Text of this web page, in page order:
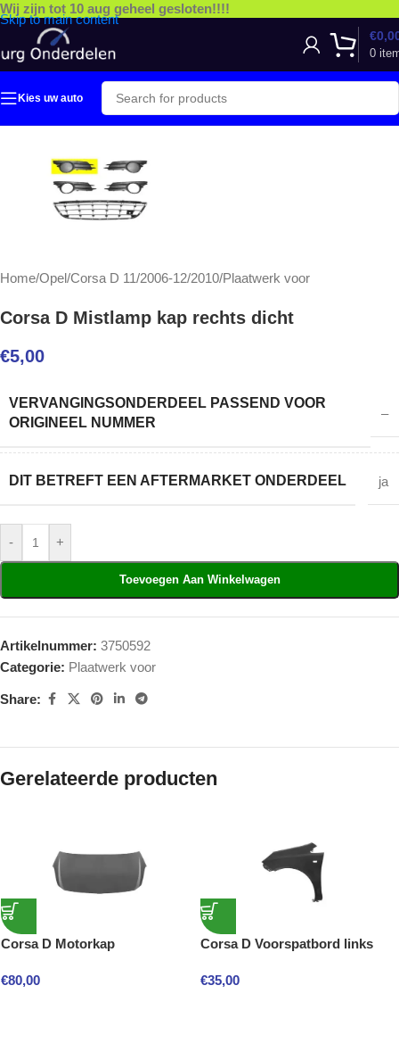
Skip to main content
Wij zijn tot 10 aug geheel gesloten!!!!
0
€
Kies uw auto
Home/Opel/Corsa D 11/2006-12/2010/Plaatwerk voor
Corsa D Mistlamp kap rechts dicht
€5,00
VERVANGINGSONDERDEEL PASSEND VOOR
ORIGINEEL NUMMER
–
DIT BETREFT EEN AFTERMARKET ONDERDEEL ja
- +
Toevoegen Aan Winkelwagen
Artikelnummer: 3750592
Categorie: Plaatwerk voor
Share:
Gerelateerde producten
Corsa D Motorkap
€80,00
Corsa D Voorspatbord links
€35,00